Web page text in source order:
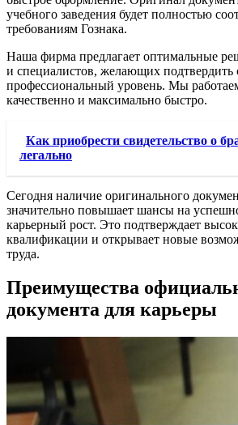
учебного заведения будет полностью
требованиям Гознака.
Наша фирма предлагает оптимальные
и специалистов, желающих подтвердить
профессиональный уровень. Мы
качественно и максимально быстро.
Как приобрести свидетельство о
легально
Сегодня наличие оригинального
значительно повышает шансы на
карьерный рост. Это подтверждает
квалификации и открывает новые
труда.
Преимущества
документа для карьеры